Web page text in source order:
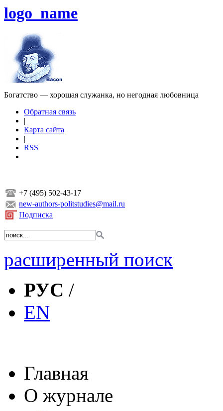
logo_name
Богатство — хорошая служанка, но негодная любовница
Обратная связь
|
Карта сайта
|
RSS
+7 (495) 502-43-17
new-authors-politstudies@mail.ru
Подписка
расширенный поиск
РУС /
EN
Главная
О журнале